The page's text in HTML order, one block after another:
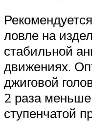
ловле на
стабильной
движениях.
джиговой
2 раза
ступенчатой